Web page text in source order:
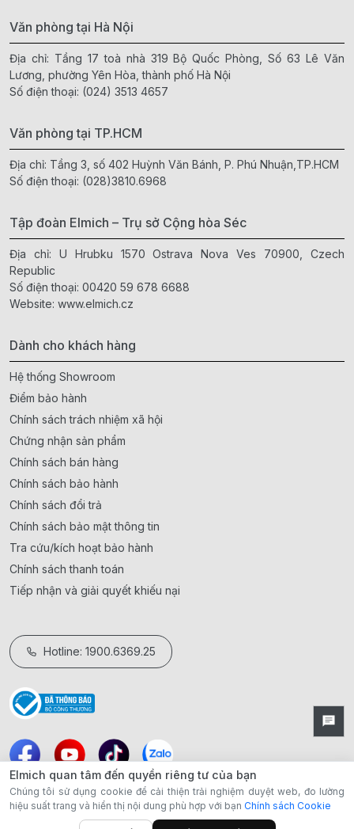
Văn phòng tại Hà Nội
Địa chỉ: Tầng 17 toà nhà 319 Bộ Quốc Phòng, Số 63 Lê Văn
Lương, phường Yên Hòa, thành phố Hà Nội
Số điện thoại: (024) 3513 4657
Văn phòng tại TP.HCM
Địa chỉ: Tầng 3, số 402 Huỳnh Văn Bánh, P. Phú Nhuận,TP.HCM
Số điện thoại: (028)3810.6968
Tập đoàn Elmich – Trụ sở Cộng hòa Séc
Địa chỉ: U Hrubku 1570 Ostrava Nova Ves 70900, Czech
Republic
Số điện thoại: 00420 59 678 6688
Website: www.elmich.cz
Dành cho khách hàng
Hệ thống Showroom
Điểm bảo hành
Chính sách trách nhiệm xã hội
Chứng nhận sản phẩm
Chính sách bán hàng
Chính sách bảo hành
Chính sách đổi trả
Chính sách bảo mật thông tin
Tra cứu/kích hoạt bảo hành
Chính sách thanh toán
Tiếp nhận và giải quyết khiếu nại
Hotline: 1900.6369.25
Elmich quan tâm đến quyền riêng tư của bạn
Chúng tôi sử dụng cookie để cải thiện trải nghiệm duyệt web, đo lường
hiệu suất trang và hiển thị nội dung phù hợp với bạn Chính sách Cookie